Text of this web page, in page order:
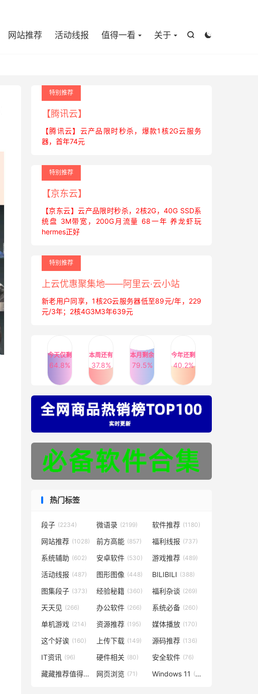


网站推荐 活动线报 值得一看 关于
特别推荐
【腾讯云】
【腾讯云】云产品限时秒杀，爆款1核2G云服务
器，首年74元
特别推荐
【京东云】
【京东云】云产品限时秒杀，2核2G，40G SSD系
统盘 3M带宽，200G月流量 68一年 养龙虾玩
hermes正好
特别推荐
上云优惠聚集地——阿里云·云小站
新老用户同享，1核2G云服务器低至89元/年，229
元/3年；2核4G3M3年639元
今天仅剩
64.8%
本周还有
37.8%
本月剩余
79.5%
今年还剩
40.2%
热门标签
段子 (2234) 微语录 (2199) 软件推荐 (1180)
网站推荐 (1028) 前方高能 (857) 福利线报 (737)
系统辅助 (602) 安卓软件 (530) 游戏推荐 (489)
活动线报 (487) 图形图像 (448) BILIBILI (388)
图集段子 (373) 经验秘籍 (360) 福利杂谈 (269)
天天见 (266) 办公软件 (266) 系统必备 (260)
单机游戏 (214) 资源推荐 (195) 媒体播放 (170)
这个好诶 (160) 上传下载 (149) 源码推荐 (136)
IT资讯 (96) 硬件相关 (80) 安全软件 (76)
藏藏推荐值得一看 (73)
网页浏览 (71) Windows 11 (49)